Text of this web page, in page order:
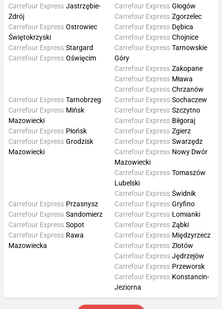
Carrefour Express Jastrzębie-
Zdrój
Carrefour Express Ostrowiec
Świętokrzyski
Carrefour Express Stargard
Carrefour Express Oświęcim
Carrefour Express Głogów
Carrefour Express Zgorzelec
Carrefour Express Dębica
Carrefour Express Chojnice
Carrefour Express Tarnowskie
Góry
Carrefour Express Zakopane
Carrefour Express Mława
Carrefour Express Chrzanów
Carrefour Express Tarnobrzeg
Carrefour Express Mińsk
Mazowiecki
Carrefour Express Płońsk
Carrefour Express Grodzisk
Mazowiecki
Carrefour Express Sochaczew
Carrefour Express Szczytno
Carrefour Express Biłgoraj
Carrefour Express Zgierz
Carrefour Express Swarzędz
Carrefour Express Nowy Dwór
Mazowiecki
Carrefour Express Tomaszów
Lubelski
Carrefour Express Świdnik
Carrefour Express Przasnysz
Carrefour Express Sandomierz
Carrefour Express Sopot
Carrefour Express Rawa
Mazowiecka
Carrefour Express Gryfino
Carrefour Express Łomianki
Carrefour Express Ząbki
Carrefour Express Międzyrzecz
Carrefour Express Złotów
Carrefour Express Jędrzejów
Carrefour Express Przeworsk
Carrefour Express Konstancin-
Jeziorna